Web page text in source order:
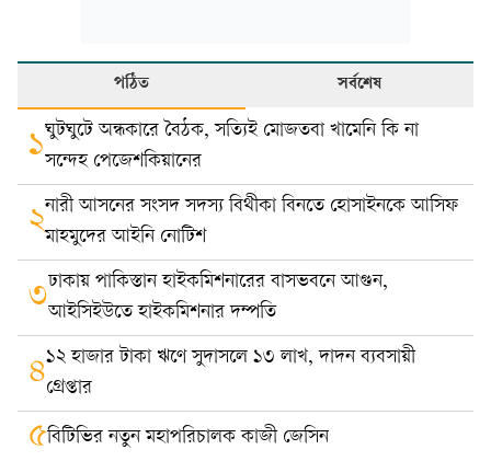
পঠিত সর্বশেষ
১ঘুটঘুটে অন্ধকারে বৈঠক, সত্যিই মোজতবা খামেনি কি না
সন্দেহ পেজেশকিয়ানের
২নারী আসনের সংসদ সদস্য বিথীকা বিনতে হোসাইনকে আসিফ
মাহমুদের আইনি নোটিশ
৩ঢাকায় পাকিস্তান হাইকমিশনারের বাসভবনে আগুন,
আইসিইউতে হাইকমিশনার দম্পতি
৪১২ হাজার টাকা ঋণে সুদাসলে ১৩ লাখ, দাদন ব্যবসায়ী
গ্রেপ্তার
৫বিটিভির নতুন মহাপরিচালক কাজী জেসিন